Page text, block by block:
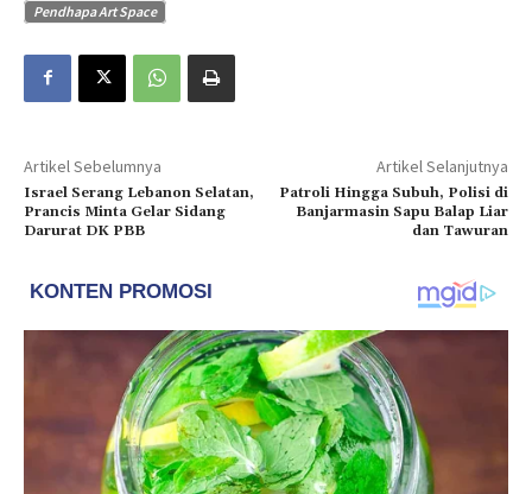
Pendhapa Art Space
Artikel Sebelumnya
Israel Serang Lebanon Selatan,
Prancis Minta Gelar Sidang
Darurat DK PBB
Artikel Selanjutnya
Patroli Hingga Subuh, Polisi di
Banjarmasin Sapu Balap Liar
dan Tawuran